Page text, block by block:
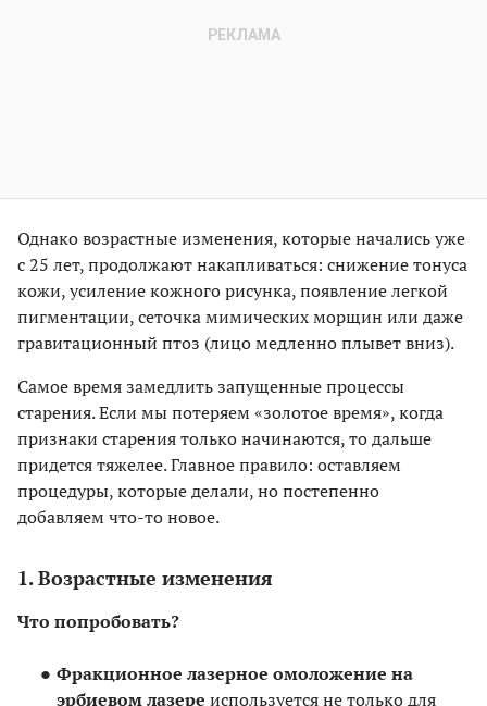
Однако возрастные изменения, которые начались уже
с 25 лет, продолжают накапливаться: снижение тонуса
кожи, усиление кожного рисунка, появление легкой
пигментации, сеточка мимических морщин или даже
гравитационный птоз (лицо медленно плывет вниз).
Самое время замедлить запущенные процессы
старения. Если мы потеряем «золотое время», когда
признаки старения только начинаются, то дальше
придется тяжелее. Главное правило: оставляем
процедуры, которые делали, но постепенно
добавляем что-то новое.
1. Возрастные изменения
Что попробовать?
Фракционное лазерное омоложение на
эрбиевом лазере используется не только для